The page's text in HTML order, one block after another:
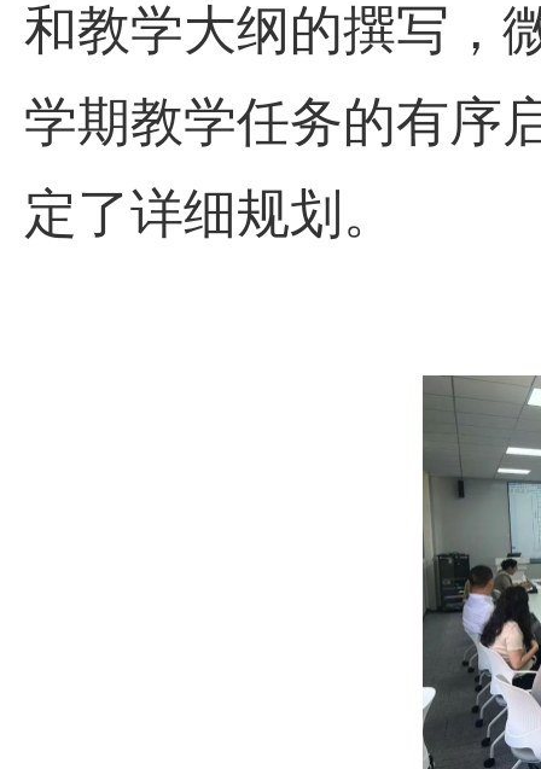
和教学大纲的撰写，
学期教学任务的有序
定了详细规划。